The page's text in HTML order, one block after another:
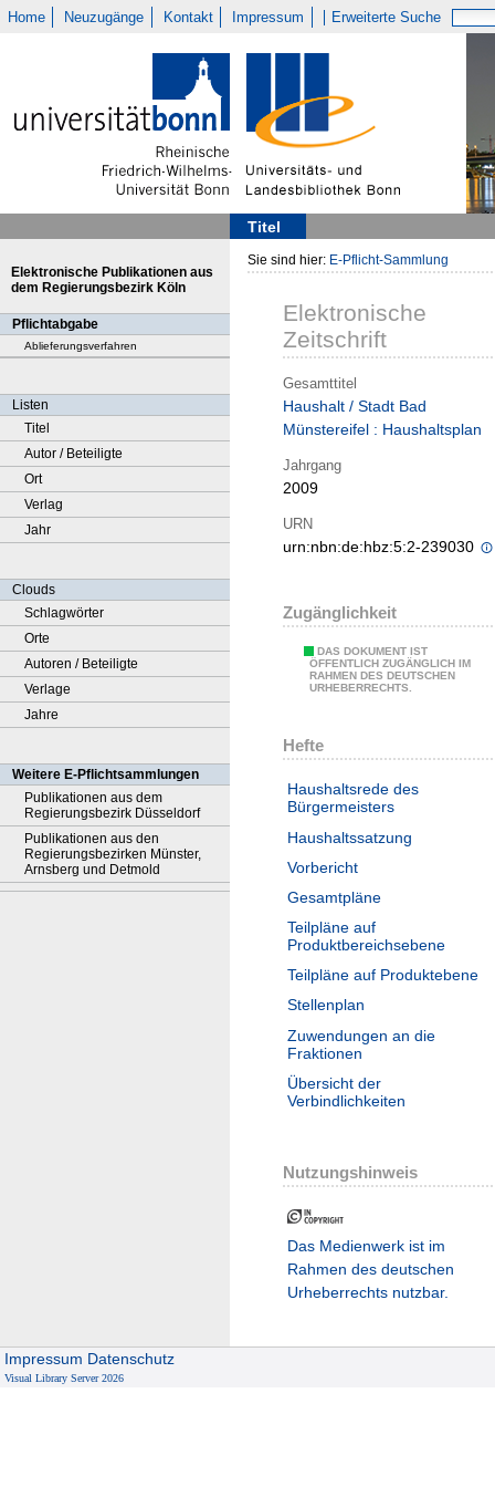
Home Neuzugänge Kontakt Impressum Erweiterte Suche
Titel
Elektronische Publikationen aus
dem Regierungsbezirk Köln
Pflichtabgabe
Ablieferungsverfahren
Listen
Titel
Autor / Beteiligte
Ort
Verlag
Jahr
Clouds
Schlagwörter
Orte
Autoren / Beteiligte
Verlage
Jahre
Weitere E-Pflichtsammlungen
Publikationen aus dem
Regierungsbezirk Düsseldorf
Publikationen aus den
Regierungsbezirken Münster,
Arnsberg und Detmold
Sie sind hier: E-Pflicht-Sammlung
Elektronische
Zeitschrift
Gesamttitel
Haushalt / Stadt Bad
Münstereifel : Haushaltsplan
Jahrgang
2009
URN
urn:nbn:de:hbz:5:2-239030
Zugänglichkeit
DAS DOKUMENT IST
ÖFFENTLICH ZUGÄNGLICH IM
RAHMEN DES DEUTSCHEN
URHEBERRECHTS.
Hefte
Haushaltsrede des
Bürgermeisters
Haushaltssatzung
Vorbericht
Gesamtpläne
Teilpläne auf
Produktbereichsebene
Teilpläne auf Produktebene
Stellenplan
Zuwendungen an die
Fraktionen
Übersicht der
Verbindlichkeiten
Nutzungshinweis
Das Medienwerk ist im
Rahmen des deutschen
Urheberrechts nutzbar.
Impressum Datenschutz
Visual Library Server 2026